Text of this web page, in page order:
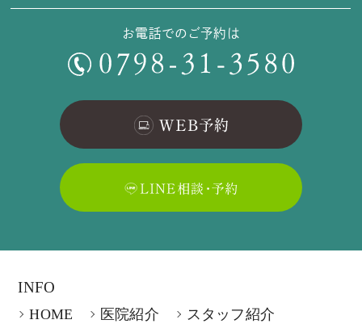
お電話でのご予約は
INFO
HOME 医院紹介 スタッフ紹介